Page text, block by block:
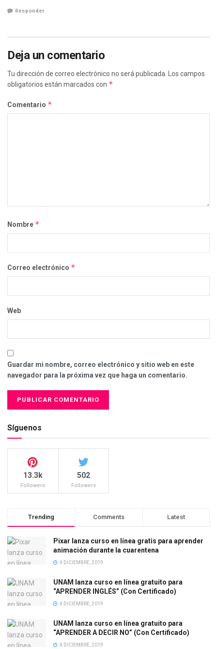
Responder
Deja un comentario
Tu dirección de correo electrónico no será publicada. Los campos
obligatorios están marcados con *
Comentario *
Nombre *
Correo electrónico *
Web
Guardar mi nombre, correo electrónico y sitio web en este
navegador para la próxima vez que haga un comentario.
Síguenos
13.3k
Followers
502
Followers
Trending Comments Latest
Pixar lanza curso en línea gratis para aprender
animación durante la cuarentena
4 DICIEMBRE, 2019
UNAM lanza curso en línea gratuito para
“APRENDER INGLÉS” (Con Certificado)
4 DICIEMBRE, 2019
UNAM lanza curso en línea gratuito para
“APRENDER A DECIR NO” (Con Certificado)
4 DICIEMBRE, 2019